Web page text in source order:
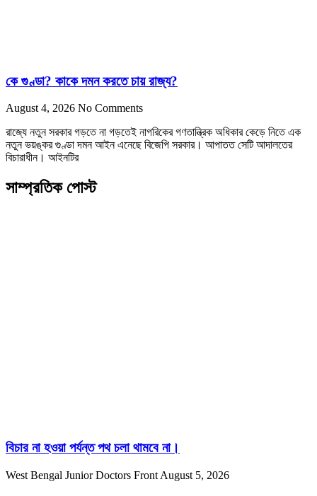
কে গুণ্ডা? কাকে দমন করতে চায় রাজ্য?
August 4, 2026 No Comments
রাজ্যে নতুন সরকার গড়তে না গড়তেই নাগরিকের গণতান্ত্রিক অধিকার কেড়ে নিতে এক
নতুন ভয়ঙ্কর গুণ্ডা দমন আইন এনেছে বিজেপি সরকার। আপাতত সেটি আদালতের
বিচারাধীন। আইনটির
সাম্প্রতিক পোস্ট
বিচার না হওয়া পর্যন্ত পথ চলা থামবে না।
West Bengal Junior Doctors Front August 5, 2026